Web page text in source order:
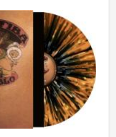
e propria leggenda per i
durante il tour
in giro per le maggiori
agosto.
solo su Pre-Order On
il 30 Agosto 2026.